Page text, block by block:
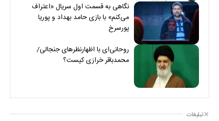
نگاهی به قسمت اول سریال «اعتراف
می‌کنم» با بازی حامد بهداد و پوریا
پورسرخ
روحانی‌ای با اظهارنظرهای جنجالی/
محمدباقر خرازی کیست؟
تبلیغات